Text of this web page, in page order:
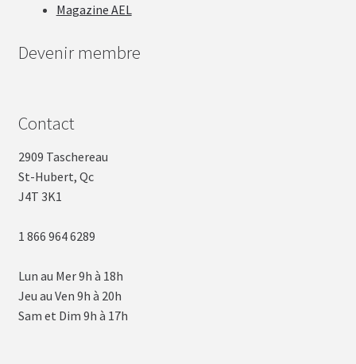
Magazine AEL
Devenir membre
Contact
2909 Taschereau
St-Hubert, Qc
J4T 3K1
1 866 964 6289
Lun au Mer 9h à 18h
Jeu au Ven 9h à 20h
Sam et Dim 9h à 17h